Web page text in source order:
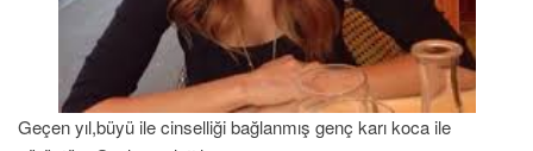
Geçen yıl,büyü ile cinselliği bağlanmış genç karı koca ile